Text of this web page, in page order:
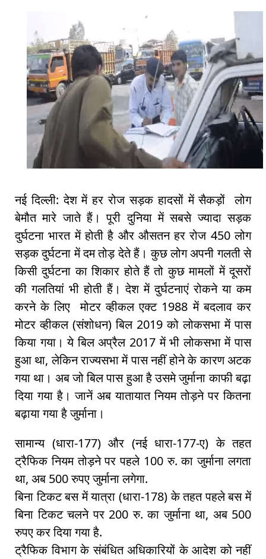
नई दिल्ली: देश में हर रोज सड़क हादसों में सैकड़ों लोग
बेमौत मारे जाते हैं। पूरी दुनिया में सबसे ज्यादा सड़क
दुर्घटना भारत में होती है और औसतन हर रोज 450 लोग
सड़क दुर्घटना में दम तोड़ देते हैं। कुछ लोग अपनी गलती से
किसी दुर्घटना का शिकार होते हैं तो कुछ मामलों में दूसरों
की गलतियां भी होती हैं। देश में दुर्घटनाएं रोकने या कम
करने के लिए मोटर व्हीकल एक्ट 1988 में बदलाव कर
मोटर व्हीकल (संशोधन) बिल 2019 को लोकसभा में पास
किया गया। ये बिल अप्रैल 2017 में भी लोकसभा में पास
हुआ था, लेकिन राज्यसभा में पास नहीं होने के कारण अटक
गया था। अब जो बिल पास हुआ है उसमे जुर्माना काफी बढ़ा
दिया गया है। जानें अब यातायात नियम तोड़ने पर कितना
बढ़ाया गया है जुर्माना।
सामान्य (धारा-177) और (नई धारा-177-ए) के तहत
ट्रैफिक नियम तोड़ने पर पहले 100 रु. का जुर्माना लगता
था, अब 500 रुपए जुर्माना लगेगा.
बिना टिकट बस में यात्रा (धारा-178) के तहत पहले बस में
बिना टिकट चलने पर 200 रु. का जुर्माना था, अब 500
रुपए कर दिया गया है.
ट्रैफिक विभाग के संबंधित अधिकारियों के आदेश को नहीं